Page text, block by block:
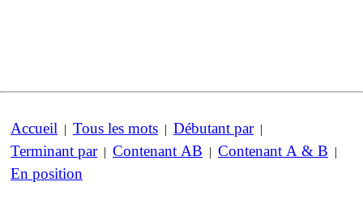
Accueil | Tous les mots | Débutant par|
Terminant par| Contenant AB | Contenant A & B |
En position